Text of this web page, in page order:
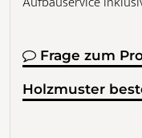
Frage zum
Holzmuster